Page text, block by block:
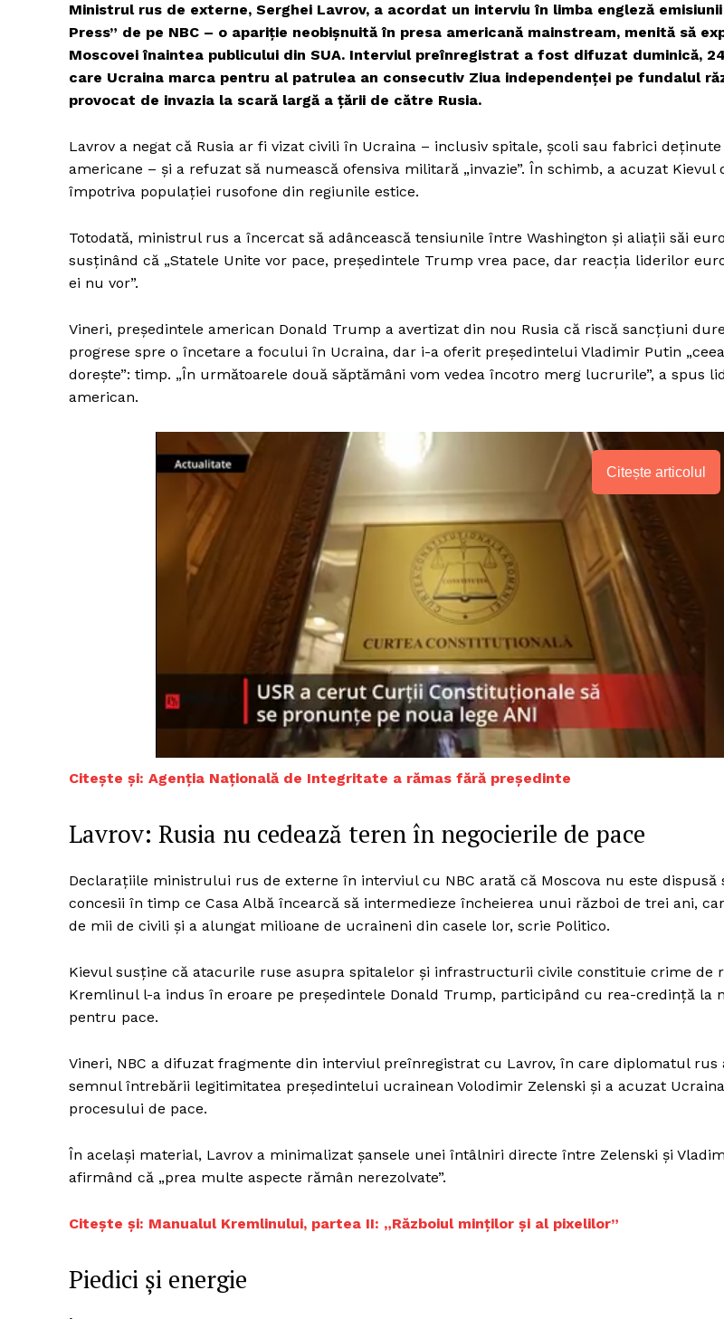
Un proiect
FREEDOM HOUSE
PRESShub
Proiecte editoriale
Ministrul rus de externe, Serghei Lavrov, a acordat un interviu în limba engleză
Press” de pe NBC – o apariție neobișnuită în presa americană mainstream, menită să
Moscovei înaintea publicului din SUA. Interviul preînregistrat a fost difuzat duminică,
care Ucraina marca pentru al patrulea an consecutiv Ziua independenței pe fundalul
provocat de invazia la scară largă a țării de către Rusia.
Lavrov a negat că Rusia ar fi vizat civili în Ucraina – inclusiv spitale, școli sau fabrici
americane – și a refuzat să numească ofensiva militară „invazie”. În schimb, a acuzat Kievul
împotriva populației rusofone din regiunile estice.
Totodată, ministrul rus a încercat să adâncească tensiunile între Washington și aliații săi
susținând că „Statele Unite vor pace, președintele Trump vrea pace, dar reacția liderilor
ei nu vor”.
Vineri, președintele american Donald Trump a avertizat din nou Rusia că riscă sancțiuni
progrese spre o încetare a focului în Ucraina, dar i-a oferit președintelui Vladimir Putin
dorește”: timp. „În următoarele două săptămâni vom vedea încotro merg lucrurile”, a spus
american.
Citește articolul
Citește și: Agenția Națională de Integritate a rămas fără președinte
Lavrov: Rusia nu cedează teren în negocierile de pace
Declarațiile ministrului rus de externe în interviul cu NBC arată că Moscova nu este dispusă
concesii în timp ce Casa Albă încearcă să intermedieze încheierea unui război de trei ani,
de mii de civili și a alungat milioane de ucraineni din casele lor, scrie Politico.
Kievul susține că atacurile ruse asupra spitalelor și infrastructurii civile constituie crime de
Kremlinul l-a indus în eroare pe președintele Donald Trump, participând cu rea-credință la
pentru pace.
Vineri, NBC a difuzat fragmente din interviul preînregistrat cu Lavrov, în care diplomatul rus
semnul întrebării legitimitatea președintelui ucrainean Volodimir Zelenski și a acuzat
procesului de pace.
În același material, Lavrov a minimalizat șansele unei întâlniri directe între Zelenski și
afirmând că „prea multe aspecte rămân nerezolvate”.
Citește și: Manualul Kremlinului, partea II: „Războiul minților și al pixelilor”
Piedici și energie